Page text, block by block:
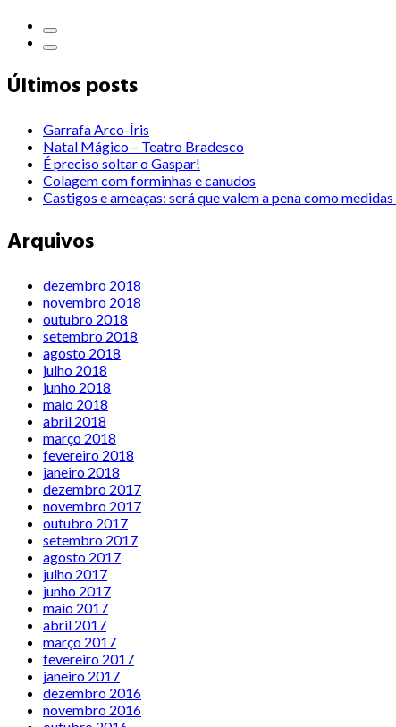
Últimos posts
Garrafa Arco-Íris
Natal Mágico – Teatro Bradesco
É preciso soltar o Gaspar!
Colagem com forminhas e canudos
Castigos e ameaças: será que valem a pena como
Arquivos
dezembro 2018
novembro 2018
outubro 2018
setembro 2018
agosto 2018
julho 2018
junho 2018
maio 2018
abril 2018
março 2018
fevereiro 2018
janeiro 2018
dezembro 2017
novembro 2017
outubro 2017
setembro 2017
agosto 2017
julho 2017
junho 2017
maio 2017
abril 2017
março 2017
fevereiro 2017
janeiro 2017
dezembro 2016
novembro 2016